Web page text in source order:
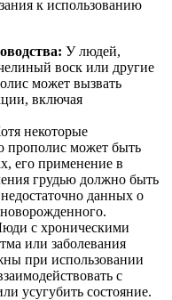
к использованию
У людей,
воск или другие
может вызвать
включая
некоторые
прополис может быть
его применение в
грудью должно быть
данных о
с хроническими
или заболевания
при использовании
с
усугубить состояние.